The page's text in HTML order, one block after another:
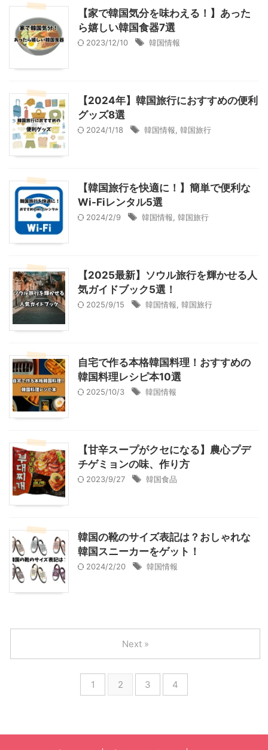
【家で韓国気分を味わえる！】あった
ら嬉しい韓国食器7選
2023/12/10 韓国情報
【2024年】韓国旅行におすすめの便利
グッズ8選
2024/1/18 韓国情報 韓国旅行
【韓国旅行を快適に！】簡単で便利な
Wi-Fiレンタル5選
2024/2/9 韓国情報 韓国旅行
【2025最新】ソウル旅行を輝かせる人
気ガイドブック5選！
2025/9/15 韓国情報 韓国旅行
自宅で作る本格韓国料理！おすすめの
韓国料理レシピ本10選
2025/10/3 韓国情報
【甘辛スープがクセになる】農心プデ
チゲミョンの味、作り方
2023/9/27 韓国食品
韓国の靴のサイズ表記は？おしゃれな
韓国スニーカーをゲット！
2024/2/20 韓国情報
1 2 3 4
Next »